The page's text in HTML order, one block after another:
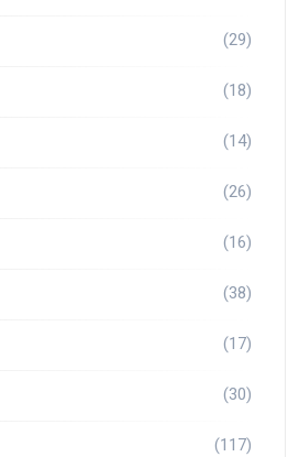
(29)
(18)
(14)
(26)
(16)
(38)
(17)
(30)
(117)